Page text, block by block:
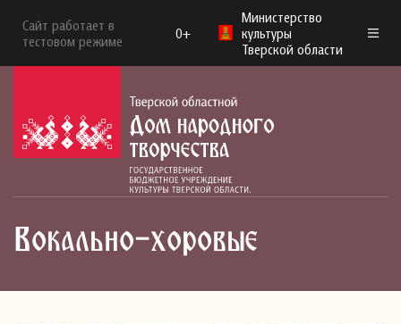
Сайт работает в
тестовом режиме
0+
Министерство
культуры
Тверской области
Вокально-хоровые